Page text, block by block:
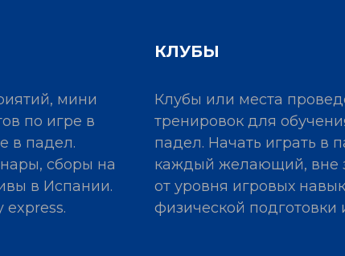
мини
по игре в
в падел.
сборы на
в Испании.
КЛУБЫ
Клубы или места
тренировок для
падел. Начать играть в
каждый желающий, вне
от уровня игровых
физической подготовки